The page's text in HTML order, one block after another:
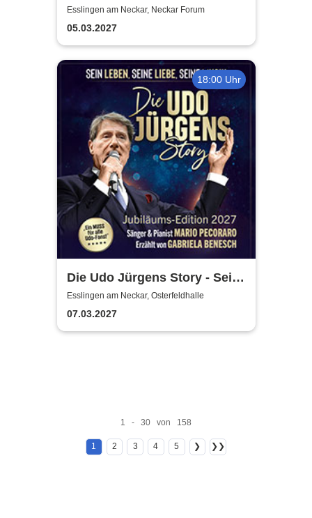
Crime Show 2027 - Lucia
Leona
Esslingen am Neckar, Neckar Forum
05.03.2027
18:00 Uhr
Die Udo Jürgens Story - Sein
Leben, seine Liebe, seine
Musik! Konzerte 2027
Esslingen am Neckar, Osterfeldhalle
07.03.2027
1 - 30 von 158
1 2 3 4 5 ❯ ❯❯